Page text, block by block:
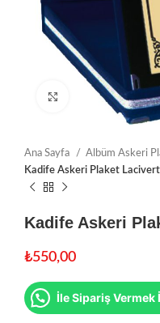
Click to enlarge
Ana Sayfa
Albüm Askeri
Kadife Askeri Plaket
Kadife Askeri
₺550,00
İle Sipariş Vermek